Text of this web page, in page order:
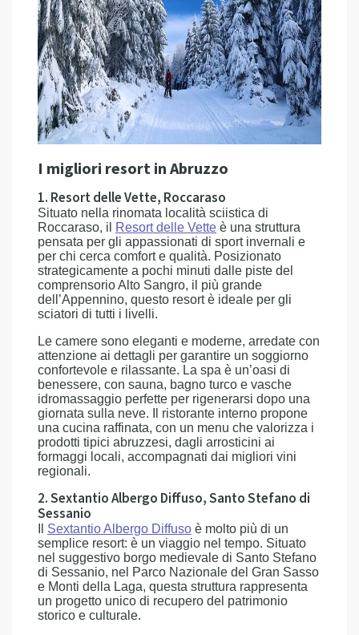
I migliori resort in Abruzzo
1. Resort delle Vette, Roccaraso
Situato nella rinomata località sciistica di
Roccaraso, il
Resort delle Vette è una struttura
pensata per gli appassionati di sport invernali e
per chi cerca comfort e qualità. Posizionato
strategicamente a pochi minuti dalle piste del
comprensorio Alto Sangro, il più grande
dell’Appennino, questo resort è ideale per gli
sciatori di tutti i livelli.
Le camere sono eleganti e moderne, arredate con
attenzione ai dettagli per garantire un soggiorno
confortevole e rilassante. La spa è un’oasi di
benessere, con sauna, bagno turco e vasche
idromassaggio perfette per rigenerarsi dopo una
giornata sulla neve. Il ristorante interno propone
una cucina raffinata, con un menu che valorizza i
prodotti tipici abruzzesi, dagli arrosticini ai
formaggi locali, accompagnati dai migliori vini
regionali.
2. Sextantio Albergo Diffuso, Santo Stefano di
Sessanio
Sextantio Albergo Diffuso è molto più di un
semplice resort: è un viaggio nel tempo. Situato
nel suggestivo borgo medievale di Santo Stefano
di Sessanio, nel Parco Nazionale del Gran Sasso
e Monti della Laga, questa struttura rappresenta
un progetto unico di recupero del patrimonio
storico e culturale.